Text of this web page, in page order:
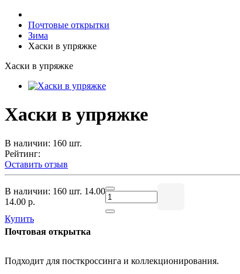
Почтовые открытки
Зима
Хаски в упряжке
Хаски в упряжке
Хаски в упряжке
В наличии: 160 шт.
Рейтинг:
Оставить отзыв
В наличии: 160 шт. 14.00
14.00 р.
Купить
Почтовая открытка
Подходит для посткроссинга и коллекционирования.